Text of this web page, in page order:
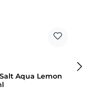
Aqua Lemon